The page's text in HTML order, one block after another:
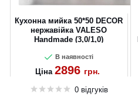
Кухонна мийка 50*50 DECOR
нержавійка VALESO
Handmade (3,0/1,0)
В наявності
Ціна 2896 грн.
0 відгуків